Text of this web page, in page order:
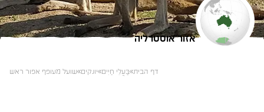
דף הבית בַּעֲלֵי חַיִים יונקים שועל מעופף אפור ראש
אזור אוסטרליה